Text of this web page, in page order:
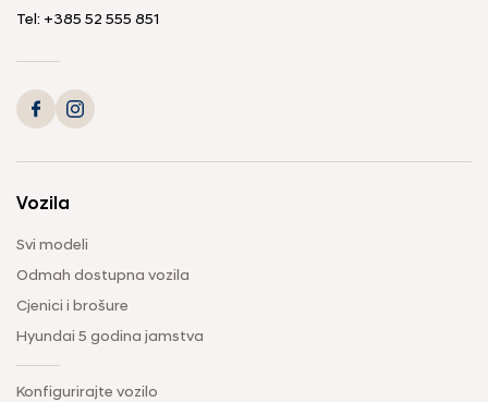
Tel: +385 52 555 851
Vozila
Svi modeli
Odmah dostupna vozila
Cjenici i brošure
Hyundai 5 godina jamstva
Konfigurirajte vozilo